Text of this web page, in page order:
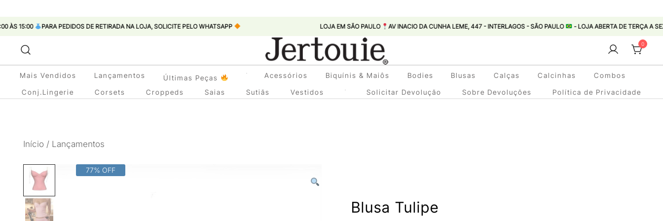
PARA PEDIDOS DE RETIRADA NA LOJA, SOLICITE PELO WHATSAPP LOJA EM SÃO PAULO AV INACIO DA CUNHA LEME, 447 - INTERLAGOS - SÃO PAULO - LOJA ABERTA DE TERÇA A SEXTA
conteúdo
Jertouie
Loja de Roupas Femininas
0
Mais Vendidos Lançamentos Últimas Peças Acessórios Biquínis & Maiôs Bodies Blusas Calças Calcinhas
Combos
Conj.Lingerie
Corsets Croppeds Saias Sutiãs Vestidos Solicitar Devolução Sobre Devoluções Política de Privacidade
Início / Lançamentos
77% OFF
Blusa Tulipe